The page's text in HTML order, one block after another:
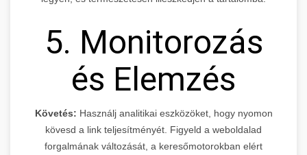
5. Monitorozás
és Elemzés
Követés: Használj analitikai eszközöket, hogy nyomon
kövesd a link teljesítményét. Figyeld a weboldalad
forgalmának változását, a keresőmotorokban elért